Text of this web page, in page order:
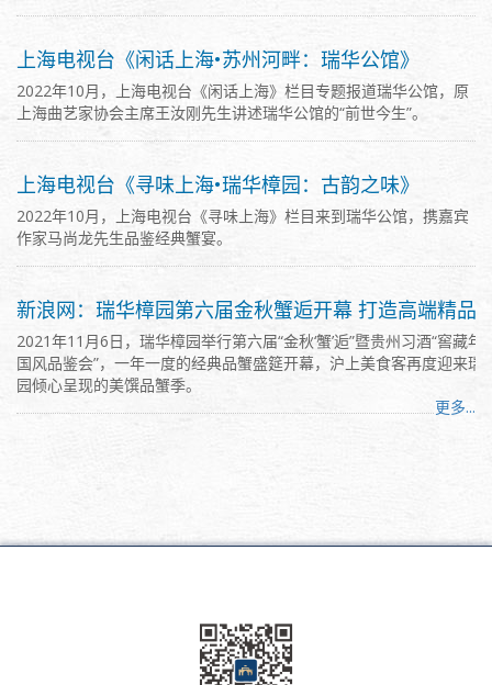
上海电视台《闲话上海•苏州河畔：瑞华公馆》
2022年10月，上海电视台《闲话上海》栏目专题报道瑞华公馆，原
上海曲艺家协会主席王汝刚先生讲述瑞华公馆的“前世今生”。
上海电视台《寻味上海•瑞华樟园：古韵之味》
2022年10月，上海电视台《寻味上海》栏目来到瑞华公馆，携嘉宾
作家马尚龙先生品鉴经典蟹宴。
新浪网：瑞华樟园第六届金秋蟹逅开幕 打造高端精品
2021年11月6日，瑞华樟园举行第六届“金秋‘蟹’逅”暨贵州习酒“窖藏年
国风品鉴会”，一年一度的经典品蟹盛筵开幕，沪上美食客再度迎来瑞
园倾心呈现的美馔品蟹季。
更多...